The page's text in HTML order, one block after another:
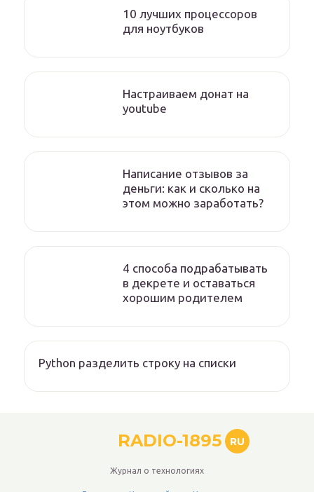
10 лучших процессоров
для ноутбуков
Настраиваем донат на
youtube
Написание отзывов за
деньги: как и сколько на
этом можно заработать?
4 способа подрабатывать
в декрете и оставаться
хорошим родителем
Python разделить строку на списки
RADIO-1895 RU
Журнал о технологиях